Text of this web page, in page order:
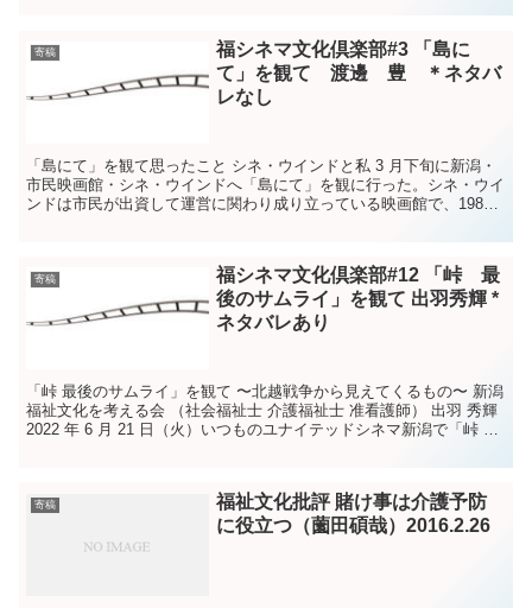
寄稿
福シネマ文化倶楽部#3 「島に
て」を観て 渡邊 豊 ＊ネタバ
レなし
「島にて」を観て思ったこと シネ・ウインドと私 3 月下旬に新潟・
市⺠映画館・シネ・ウインドへ「島にて」を観に行った。シネ・ウイ
ンドは市⺠が出資して運営に関わり成り立っている映画館で、1985
寄稿
福シネマ文化倶楽部#12 「峠 最
後のサムライ」を観て 出羽秀輝 *
ネタバレあり
「峠 最後のサムライ」を観て 〜北越戦争から見えてくるもの〜 新潟
福祉文化を考える会 （社会福祉士 介護福祉士 准看護師） 出羽 秀輝
2022 年 6 月 21 日（火）いつものユナイテッドシネマ新潟で「峠 最
寄稿
福祉文化批評 賭け事は介護予防
に役立つ（薗田碩哉）2016.2.26